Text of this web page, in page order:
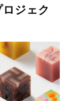
ジェク